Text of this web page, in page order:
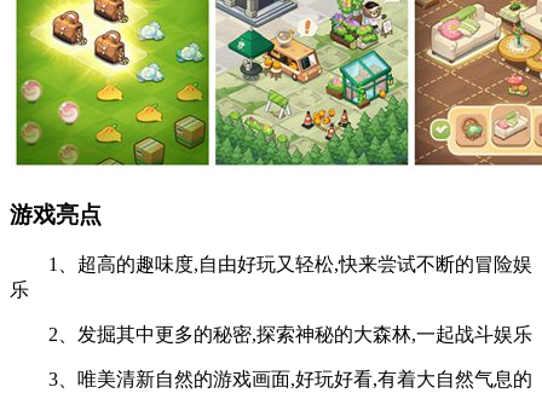
游戏亮点
1、超高的趣味度,自由好玩又轻松,快来尝试不断的冒险娱
乐
2、发掘其中更多的秘密,探索神秘的大森林,一起战斗娱乐
3、唯美清新自然的游戏画面,好玩好看,有着大自然气息的